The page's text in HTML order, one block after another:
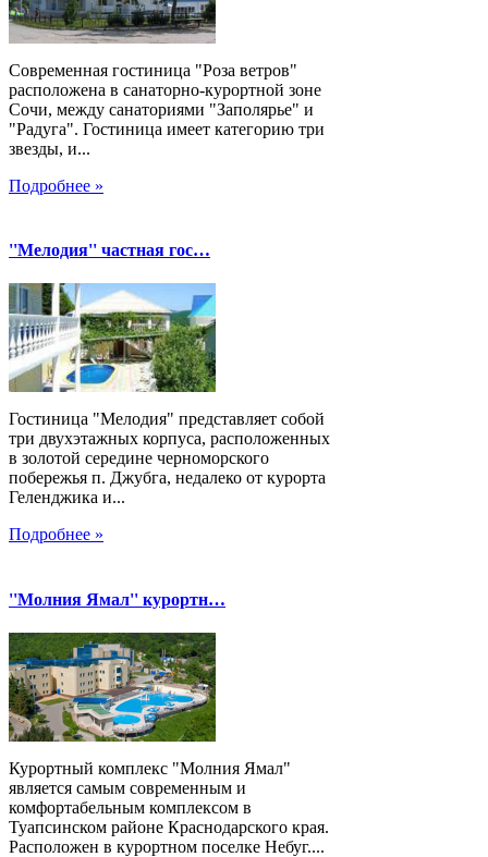
Современная гостиница "Роза ветров"
расположена в санаторно-курортной зоне
Сочи, между санаториями "Заполярье" и
"Радуга". Гостиница имеет категорию три
звезды, и...
Подробнее »
''Мелодия'' частная гос…
Гостиница "Мелодия" представляет собой
три двухэтажных корпуса, расположенных
в золотой середине черноморского
побережья п. Джубга, недалеко от курорта
Геленджика и...
Подробнее »
''Молния Ямал'' курортн…
Курортный комплекс "Молния Ямал"
является самым современным и
комфортабельным комплексом в
Туапсинском районе Краснодарского края.
Расположен в курортном поселке Небуг....